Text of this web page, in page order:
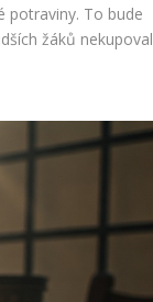
potraviny. To bude
žáků nekupoval